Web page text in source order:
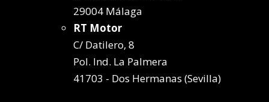
29004 Málaga
RT Motor
C/ Datilero, 8
Pol. Ind. La Palmera
41703 - Dos Hermanas (Sevilla)